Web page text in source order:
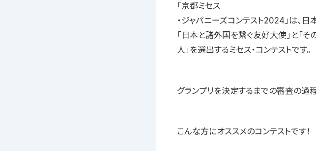
「京都ミセス
・ジャパニーズコンテスト2024」は、
「日本と諸外国を繋ぐ友好大使」と「
人」を選出するミセス・コンテストです。
グランプリを決定するまでの審査の過
こんな方にオススメのコンテストです！